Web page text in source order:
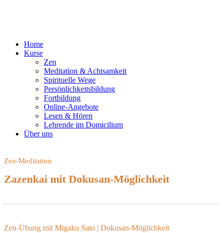
Home
Kurse
Zen
Meditation & Achtsamkeit
Spirituelle Wege
Persönlichkeitsbildung
Fortbildung
Online-Angebote
Lesen & Hören
Lehrende im Domicilium
Über uns
Zen-Meditation
Zazenkai mit Dokusan-Möglichkeit
Zen-Übung mit Migaku Sato | Dokusan-Möglichkeit